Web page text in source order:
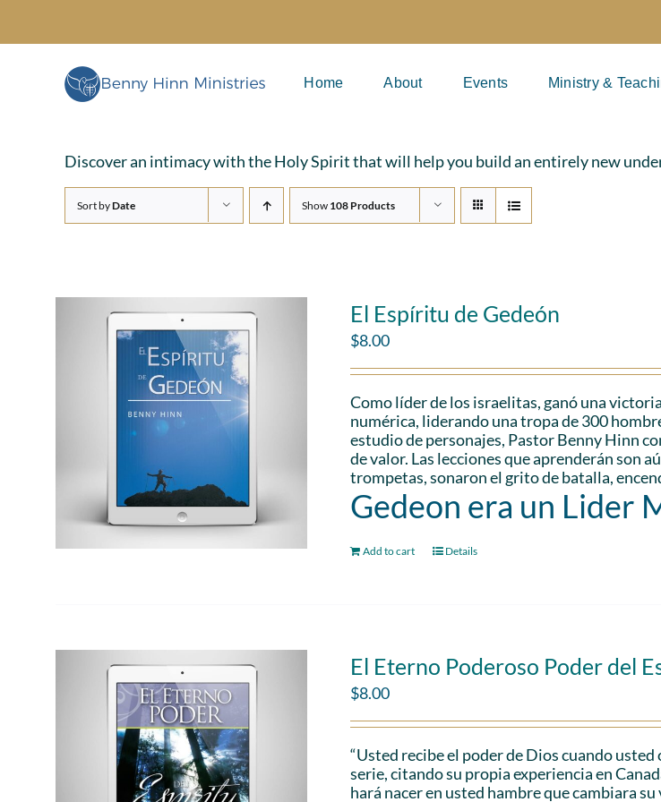
content
Home About Events Ministry &
Discover an intimacy with the Holy Spirit that will help you build an entirely new
Sort byDate Show 108 Products
El Espíritu de Gedeón
$8.00
Como líder de los israelitas, ganó una
numérica, liderando una tropa de 300
estudio de personajes, Pastor Benny Hinn
de valor. Las lecciones que aprenderán son
trompetas, sonaron el grito de batalla,
Gedeon era un Lider
Add to cart Details
El Eterno Poderoso Poder del
$8.00
“Usted recibe el poder de Dios cuando
serie, citando su propia experiencia en
hará nacer en usted hambre que cambiara